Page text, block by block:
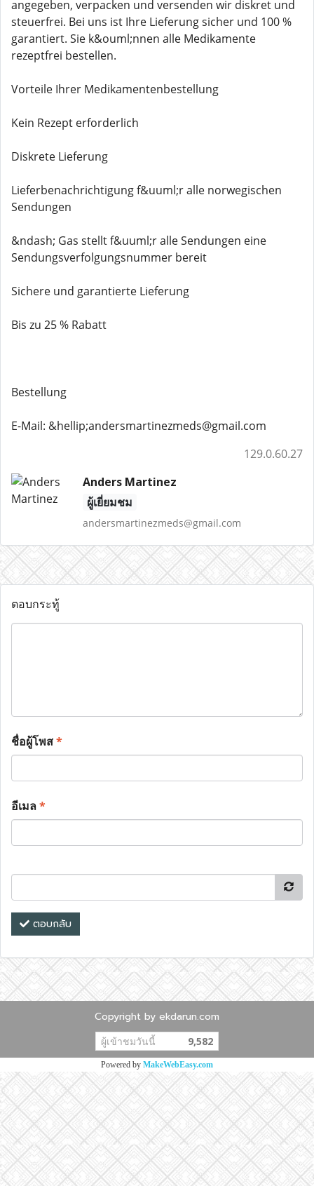
angegeben, verpacken und versenden wir diskret und
steuerfrei. Bei uns ist Ihre Lieferung sicher und 100 %
garantiert. Sie k&ouml;nnen alle Medikamente
rezeptfrei bestellen.
Vorteile Ihrer Medikamentenbestellung
Kein Rezept erforderlich
Diskrete Lieferung
Lieferbenachrichtigung f&uuml;r alle norwegischen
Sendungen
&ndash; Gas stellt f&uuml;r alle Sendungen eine
Sendungsverfolgungsnummer bereit
Sichere und garantierte Lieferung
Bis zu 25 % Rabatt
Bestellung
E-Mail: &hellip;andersmartinezmeds@gmail.com
129.0.60.27
Anders Martinez
ผู้เยี่ยมชม
andersmartinezmeds@gmail.com
ตอบกระทู้
ชื่อผู้โพส*
อีเมล*
ตอบกลับ
Copyright by ekdarun.com
ผู้เข้าชมวันนี้ 9,582
Powered by MakeWebEasy.com